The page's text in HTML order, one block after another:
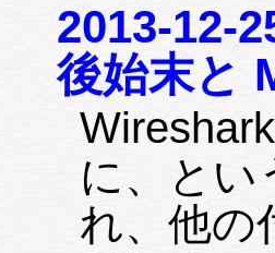
2013-12-
後始末と
に、とい
れ、他の